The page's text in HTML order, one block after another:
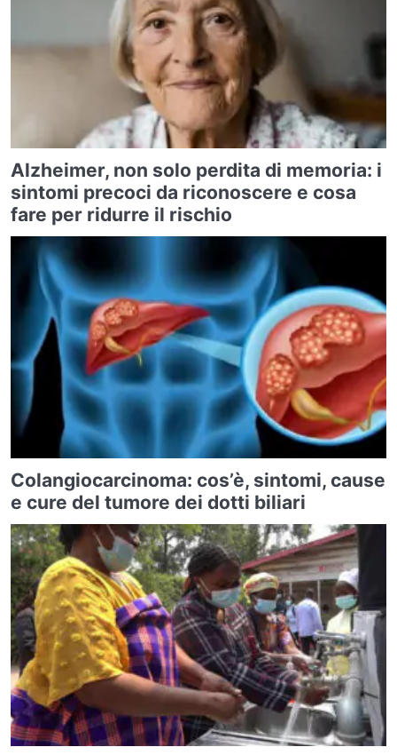
Alzheimer, non solo perdita di memoria: i
sintomi precoci da riconoscere e cosa
fare per ridurre il rischio
Colangiocarcinoma: cos’è, sintomi, cause
e cure del tumore dei dotti biliari